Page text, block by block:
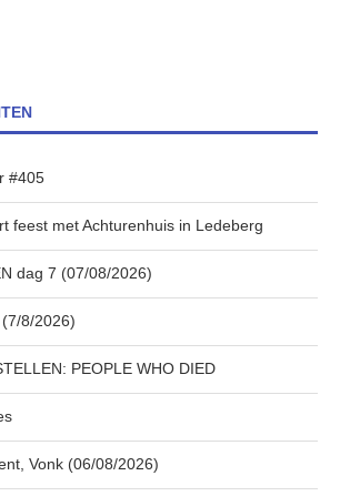
#405
feest met Achturenhuis in Ledeberg
dag 7 (07/08/2026)
8/2026)
PEOPLE WHO DIED
Vonk (06/08/2026)